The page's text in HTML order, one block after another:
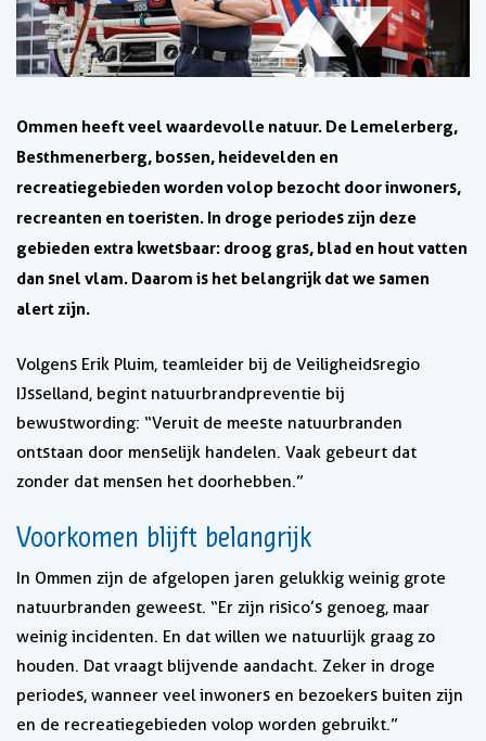
Ommen heeft veel waardevolle natuur. De Lemelerberg,
Besthmenerberg, bossen, heidevelden en
recreatiegebieden worden volop bezocht door inwoners,
recreanten en toeristen. In droge periodes zijn deze
gebieden extra kwetsbaar: droog gras, blad en hout vatten
dan snel vlam. Daarom is het belangrijk dat we samen
alert zijn.
Volgens Erik Pluim, teamleider bij de Veiligheidsregio
IJsselland, begint natuurbrandpreventie bij
bewustwording: “Veruit de meeste natuurbranden
ontstaan door menselijk handelen. Vaak gebeurt dat
zonder dat mensen het doorhebben.”
Voorkomen blijft belangrijk
In Ommen zijn de afgelopen jaren gelukkig weinig grote
natuurbranden geweest. “Er zijn risico’s genoeg, maar
weinig incidenten. En dat willen we natuurlijk graag zo
houden. Dat vraagt blijvende aandacht. Zeker in droge
periodes, wanneer veel inwoners en bezoekers buiten zijn
en de recreatiegebieden volop worden gebruikt.”